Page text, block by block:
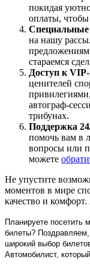
покидая
оплаты,
Специальные
на нашу
стараемся
Доступ к
ценителей
автограф-
трибунах.
Поддержка
помочь вам в
вопросы или
можете
Не упустите
моментов в мире
качество и
Планируете посетить
билеты?
широкий выбор
Автомобилист,